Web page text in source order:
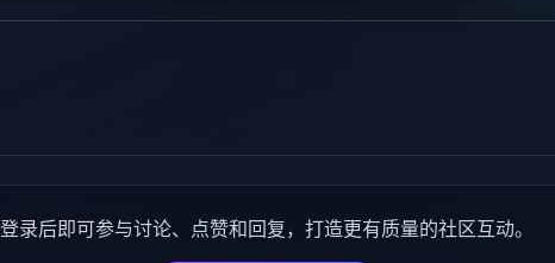
登录后即可参与讨论、点赞和回复，打造更有质量的社区互动。